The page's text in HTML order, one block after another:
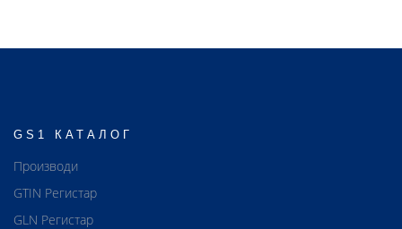
GS1 КАТАЛОГ
Производи
GTIN Регистар
GLN Регистар